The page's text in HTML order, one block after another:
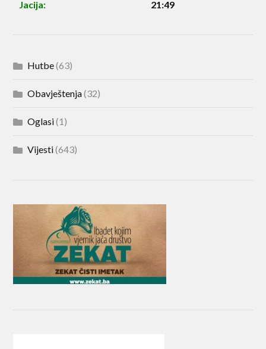
Jacija:
21:49
Hutbe(63)
Obavještenja(32)
Oglasi(1)
Vijesti(643)